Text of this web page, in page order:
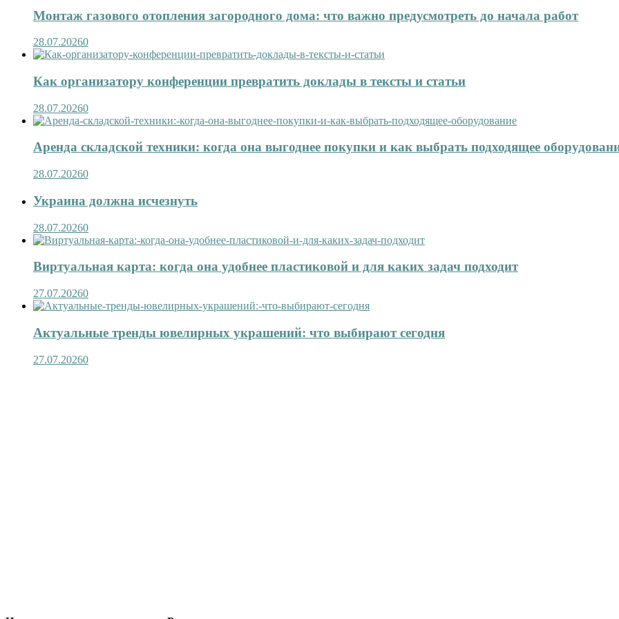
Монтаж газового отопления загородного дома: что важно предусмотреть до начала работ
28.07.20260
Как организатору конференции превратить доклады в тексты и статьи
28.07.20260
Аренда складской техники: когда она выгоднее покупки и как выбрать подходящее
28.07.20260
Украина должна исчезнуть
28.07.20260
Виртуальная карта: когда она удобнее пластиковой и для каких задач подходит
27.07.20260
Актуальные тренды ювелирных украшений: что выбирают сегодня
27.07.20260